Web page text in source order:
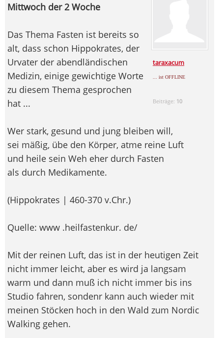
taraxacum
... ist OFFLINE
Beiträge: 10
Mittwoch der 2 Woche
Das Thema Fasten ist bereits so
alt, dass schon Hippokrates, der
Urvater der abendländischen
Medizin, einige gewichtige Worte
zu diesem Thema gesprochen
hat ...
Wer stark, gesund und jung bleiben will,
sei mäßig, übe den Körper, atme reine Luft
und heile sein Weh eher durch Fasten
als durch Medikamente.
(Hippokrates | 460-370 v.Chr.)
Quelle: www .heilfastenkur. de/
Mit der reinen Luft, das ist in der heutigen Zeit
nicht immer leicht, aber es wird ja langsam
warm und dann muß ich nicht immer bis ins
Studio fahren, sondenr kann auch wieder mit
meinen Stöcken hoch in den Wald zum Nordic
Walking gehen.